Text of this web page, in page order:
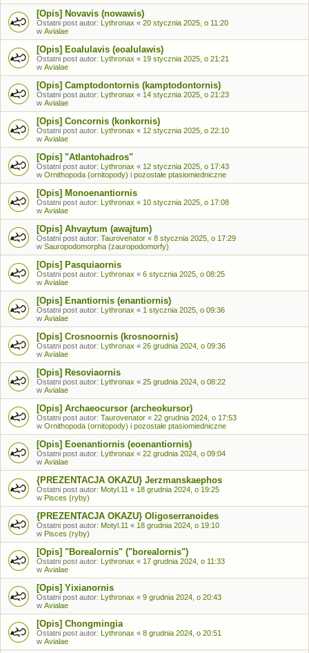
[Opis] Novavis (nowawis)
Ostatni post autor: Lythronax « 20 stycznia 2025, o 11:20
w Avialae
[Opis] Eoalulavis (eoalulawis)
Ostatni post autor: Lythronax « 19 stycznia 2025, o 21:21
w Avialae
[Opis] Camptodontornis (kamptodontornis)
Ostatni post autor: Lythronax « 14 stycznia 2025, o 21:23
w Avialae
[Opis] Concornis (konkornis)
Ostatni post autor: Lythronax « 12 stycznia 2025, o 22:10
w Avialae
[Opis] "Atlantohadros"
Ostatni post autor: Lythronax « 12 stycznia 2025, o 17:43
w Ornithopoda (ornitopody) i pozostałe ptasiomiedniczne
[Opis] Monoenantiornis
Ostatni post autor: Lythronax « 10 stycznia 2025, o 17:08
w Avialae
[Opis] Ahvaytum (awajtum)
Ostatni post autor: Taurovenator « 8 stycznia 2025, o 17:29
w Sauropodomorpha (zauropodomorfy)
[Opis] Pasquiaornis
Ostatni post autor: Lythronax « 6 stycznia 2025, o 08:25
w Avialae
[Opis] Enantiornis (enantiornis)
Ostatni post autor: Lythronax « 1 stycznia 2025, o 09:36
w Avialae
[Opis] Crosnoornis (krosnoornis)
Ostatni post autor: Lythronax « 26 grudnia 2024, o 09:36
w Avialae
[Opis] Resoviaornis
Ostatni post autor: Lythronax « 25 grudnia 2024, o 08:22
w Avialae
[Opis] Archaeocursor (archeokursor)
Ostatni post autor: Taurovenator « 22 grudnia 2024, o 17:53
w Ornithopoda (ornitopody) i pozostałe ptasiomiedniczne
[Opis] Eoenantiornis (eoenantiornis)
Ostatni post autor: Lythronax « 22 grudnia 2024, o 09:04
w Avialae
{PREZENTACJA OKAZU} Jerzmanskaephos
Ostatni post autor: Motyl.11 « 18 grudnia 2024, o 19:25
w Pisces (ryby)
{PREZENTACJA OKAZU} Oligoserranoides
Ostatni post autor: Motyl.11 « 18 grudnia 2024, o 19:10
w Pisces (ryby)
[Opis] "Borealornis" ("borealornis")
Ostatni post autor: Lythronax « 17 grudnia 2024, o 11:33
w Avialae
[Opis] Yixianornis
Ostatni post autor: Lythronax « 9 grudnia 2024, o 20:43
w Avialae
[Opis] Chongmingia
Ostatni post autor: Lythronax « 8 grudnia 2024, o 20:51
w Avialae